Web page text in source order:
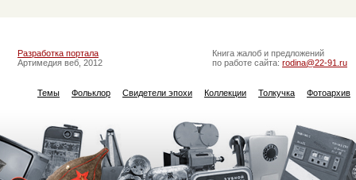
Разработка портала
Артимедия веб, 2012
Книга жалоб и предложений
по работе сайта: rodina@22-91.ru
Темы Фольклор Свидетели эпохи Коллекции Толкучка Фотоархив